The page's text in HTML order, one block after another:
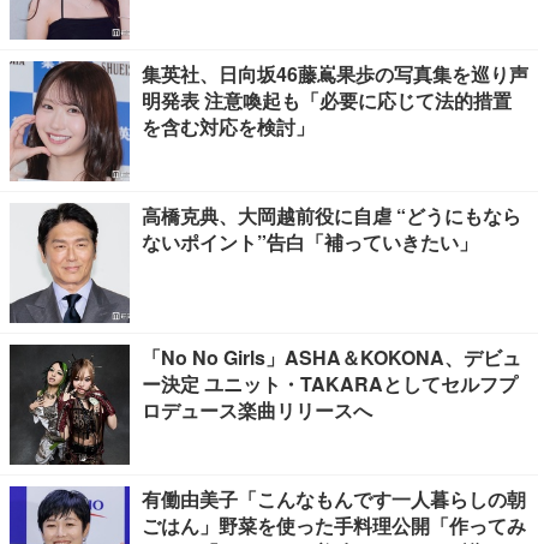
集英社、日向坂46藤嶌果歩の写真集を巡り声
明発表 注意喚起も「必要に応じて法的措置
を含む対応を検討」
高橋克典、大岡越前役に自虐 “どうにもなら
ないポイント”告白「補っていきたい」
「No No Girls」ASHA＆KOKONA、デビュ
ー決定 ユニット・TAKARAとしてセルフプ
ロデュース楽曲リリースへ
有働由美子「こんなもんです一人暮らしの朝
ごはん」野菜を使った手料理公開「作ってみ